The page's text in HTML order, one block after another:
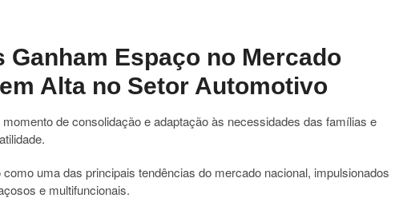
Ganham Espaço no Mercado
Alta no Setor Automotivo
de consolidação e adaptação às necessidades das famílias e
uma das principais tendências do mercado nacional, impulsionados
e multifuncionais.